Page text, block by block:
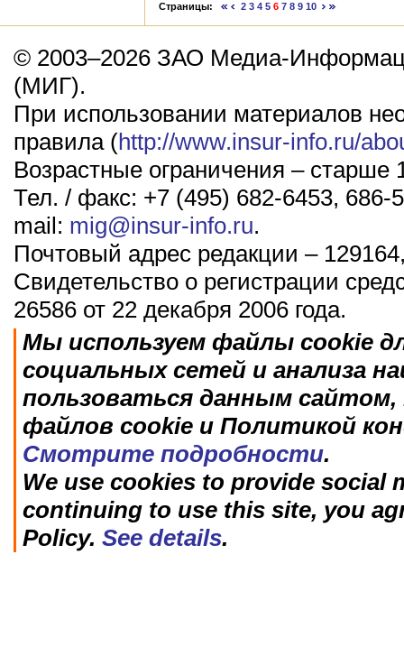
Страницы: 2 3 4 5 6 7 8 9 10
© 2003–2026 ЗАО Медиа-
(МИГ).
При использовании материалов
правила (http://www.insur-info.ru/
Возрастные ограничения – старше
Тел. / факс: +7 (495) 682-6453, 686-
mail: mig@insur-info.ru.
Почтовый адрес редакции –
Свидетельство о регистрации
26586 от 22 декабря 2006 года.
Мы используем файлы cookie
социальных сетей и анализа
пользоваться данным
файлов cookie и Политикой
Смотрите подробности.
We use cookies to provide social
continuing to use this site, you
Policy. See details.